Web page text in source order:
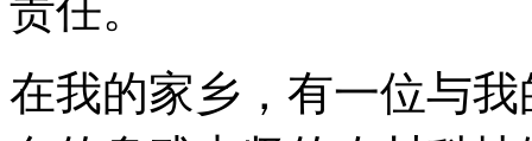
在我的家乡，有一位与